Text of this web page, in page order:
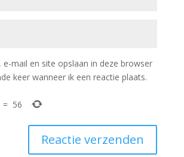
e-mail en site opslaan in deze browser
keer wanneer ik een reactie plaats.
= 56